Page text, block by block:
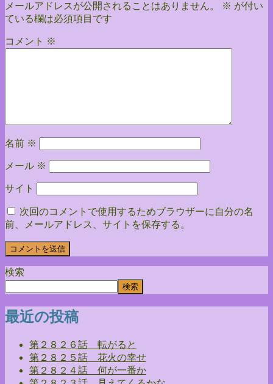
メールアドレスが公開されることはありません。 ※ が付い
ている欄は必須項目です
コメント ※
名前 ※
メール ※
サイト
次回のコメントで使用するためブラウザーに自分の名
前、メールアドレス、サイトを保存する。
検索
検索
最近の投稿
第２８２６話 転がると
第２８２５話 花火の幸せ
第２８２４話 何が一番か